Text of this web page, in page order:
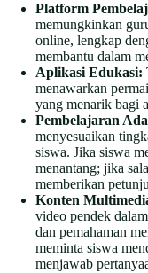
Platform
memungkinkan
online, lengkap
membantu dalam
Aplikasi Edukasi:
menawarkan
yang menarik bagi
Pembelajaran
menyesuaikan
siswa. Jika siswa
menantang; jika
memberikan
Konten
video pendek
dan pemahaman
meminta siswa
menjawab